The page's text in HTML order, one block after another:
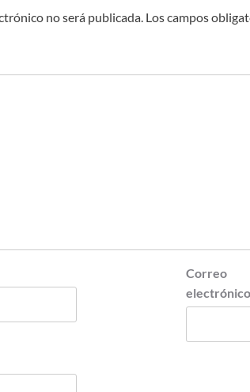
no será publicada. Los campos
Correo
electrónico